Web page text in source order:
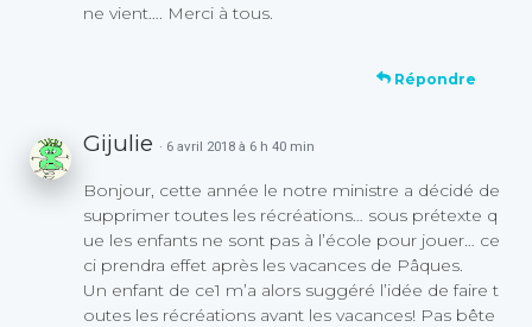
ne vient…. Merci à tous.
Répondre
Gijulie · 6 avril 2018 à 6 h 40 min
Bonjour, cette année le notre ministre a décidé de
supprimer toutes les récréations… sous prétexte q
ue les enfants ne sont pas à l’école pour jouer… ce
ci prendra effet après les vacances de Pâques.
Un enfant de ce1 m’a alors suggéré l’idée de faire t
outes les récréations avant les vacances! Pas bête